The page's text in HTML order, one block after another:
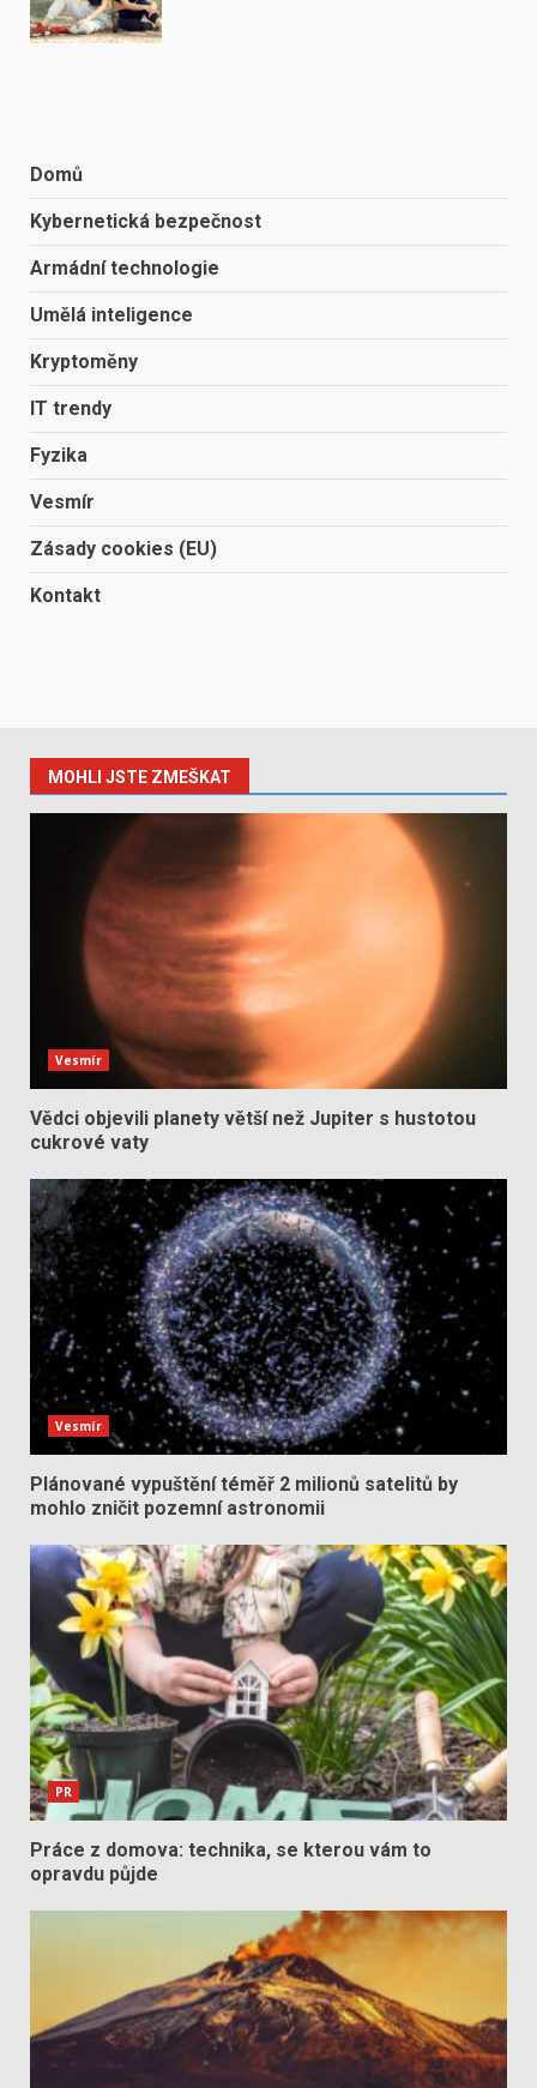
Domů
Kybernetická bezpečnost
Armádní technologie
Umělá inteligence
Kryptoměny
IT trendy
Fyzika
Vesmír
Zásady cookies (EU)
Kontakt
MOHLI JSTE ZMEŠKAT
Vesmír
Vědci objevili planety větší než Jupiter s hustotou
cukrové vaty
Vesmír
Plánované vypuštění téměř 2 milionů satelitů by
mohlo zničit pozemní astronomii
PR
Práce z domova: technika, se kterou vám to
opravdu půjde